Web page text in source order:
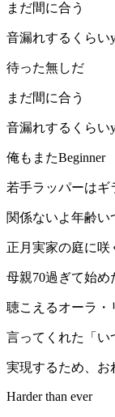
まだ間に合う
音漏れするくらい
待った無しだ
まだ間に合う
音漏れするくらい
俺もまたBeginner
若手ラッパーはギ
関係ないよ年齢い
正月実家の庭に咲
母親70過ぎて始め
聴こえるオーラ・
言ってくれた「い
実現するため、お
Harder than ever